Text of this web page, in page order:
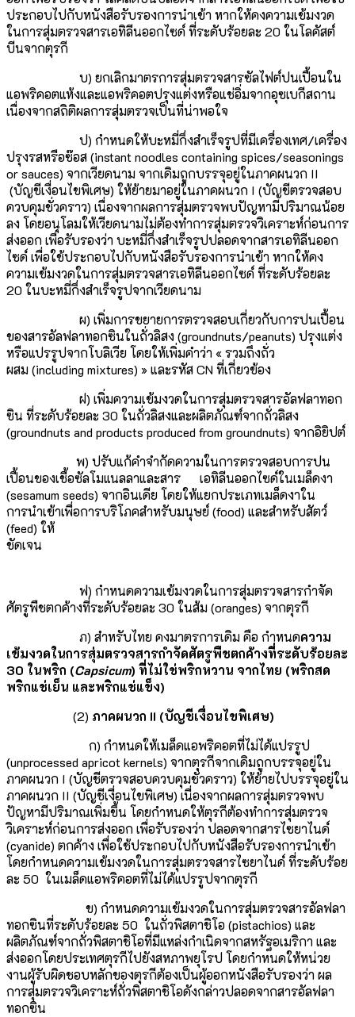
ประกอบไปกับหนังสือรับรองการนำเข้า หากให้คงความเข้มงวด
ในการสุ่มตรวจสารเอทิลีนออกไซด์ ที่ระดับร้อยละ 20 ในโลคัสต์
บีนจากตุรกี
บ) ยกเลิกมาตรการสุ่มตรวจสารซัลไฟต์ปนเปื้อนใน
แอพริคอตแห้งและแอพริคอตปรุงแต่งหรือแช่อิ่มจากอุซเบกีสถาน
เนื่องจากสถิติผลการสุ่มตรวจเป็นที่น่าพอใจ
ป) กำหนดให้บะหมี่กึ่งสำเร็จรูปที่มีเครื่องเทศ/เครื่อง
ปรุงรสหรือซ๊อส (instant noodles containing spices/seasonings
or sauces) จากเวียดนาม จากเดิมถูกบรรจุอยู่ในภาคผนวก II
(บัญชีเงื่อนไขพิเศษ) ให้ย้ายมาอยู่ในภาคผนวก I (บัญชีตรวจสอบ
ควบคุมชั่วคราว) เนื่องจากผลการสุ่มตรวจพบปัญหามีปริมาณน้อย
ลง โดยอนุโลมให้เวียดนามไม่ต้องทำการสุ่มตรวจวิเคราะห์ก่อนการ
ส่งออก เพื่อรับรองว่า บะหมี่กึ่งสำเร็จรูปปลอดจากสารเอทิลีนออก
ไซด์ เพื่อใช้ประกอบไปกับหนังสือรับรองการนำเข้า หากให้คง
ความเข้มงวดในการสุ่มตรวจสารเอทิลีนออกไซด์ ที่ระดับร้อยละ
20 ในบะหมี่กึ่งสำเร็จรูปจากเวียดนาม
ผ) เพิ่มการขยายการตรวจสอบเกี่ยวกับการปนเปื้อน
ของสารอัลฟลาทอกซินในถั่วลิสง (groundnuts/peanuts) ปรุงแต่ง
หรือแปรรูปจากโบลิเวีย โดยให้เพิ่มคำว่า « รวมถึงถั่ว
ผสม (including mixtures) » และรหัส CN ที่เกี่ยวข้อง
ฝ) เพิ่มความเข้มงวดในการสุ่มตรวจสารอัลฟลาทอก
ซิน ที่ระดับร้อยละ 30 ในถั่วลิสงและผลิตภัณฑ์จากถั่วลิสง
(groundnuts and products produced from groundnuts) จากอิยิปต์
พ) ปรับแก้คำจำกัดความในการตรวจสอบการปน
เปื้อนของเชื้อซัลโมแนลลาและสาร เอทิลีนออกไซด์ในเมล็ดงา
(sesamum seeds) จากอินเดีย โดยให้แยกประเภทเมล็ดงาใน
การนำเข้าเพื่อการบริโภคสำหรับมนุษย์ (food) และสำหรับสัตว์
(feed) ให้
ชัดเจน
ฟ) กำหนดความเข้มงวดในการสุ่มตรวจสารกำจัด
ศัตรูพืชตกค้างที่ระดับร้อยละ 30 ในส้ม (oranges) จากตุรกี
ภ) สำหรับไทย คงมาตรการเดิม คือ กำหนดความ
เข้มงวดในการสุ่มตรวจสารกำจัดศัตรูพืชตกค้างที่ระดับร้อยละ
30 ในพริก (Capsicum) ที่ไม่ใช่พริกหวาน จากไทย (พริกสด
พริกแช่เย็น และพริกแช่แข็ง)
(2) ภาคผนวก II (บัญชีเงื่อนไขพิเศษ)
ก) กำหนดให้เมล็ดแอพริคอตที่ไม่ได้แปรรูป
(unprocessed apricot kernels) จากตุรกีจากเดิมถูกบรรจุอยู่ใน
ภาคผนวก I (บัญชีตรวจสอบควบคุมชั่วคราว) ให้ย้ายไปบรรจุอยู่ใน
ภาคผนวก II (บัญชีเงื่อนไขพิเศษ) เนื่องจากผลการสุ่มตรวจพบ
ปัญหามีปริมาณเพิ่มขึ้น โดยกำหนดให้ตุรกีต้องทำการสุ่มตรวจ
วิเคราะห์ก่อนการส่งออก เพื่อรับรองว่า ปลอดจากสารไซยาไนด์
(cyanide) ตกค้าง เพื่อใช้ประกอบไปกับหนังสือรับรองการนำเข้า
โดยกำหนดความเข้มงวดในการสุ่มตรวจสารไซยาไนด์ ที่ระดับร้อย
ละ 50 ในเมล็ดแอพริคอตที่ไม่ได้แปรรูปจากตุรกี
ข) กำหนดความเข้มงวดในการสุ่มตรวจสารอัลฟลา
ทอกซินที่ระดับร้อยละ 50 ในถั่วพิสตาชิโอ (pistachios) และ
ผลิตภัณฑ์จากถั่วพิสตาชิโอที่มีแหล่งกำเนิดจากสหรัฐอเมริกา และ
ส่งออกโดยประเทศตุรกีไปยังสหภาพยุโรป โดยกำหนดให้หน่วย
งานผู้รับผิดชอบหลักของตุรกีต้องเป็นผู้ออกหนังสือรับรองว่า ผล
การสุ่มตรวจวิเคราะห์ถั่วพิสตาชิโอดังกล่าวปลอดจากสารอัลฟลา
ทอกซิน